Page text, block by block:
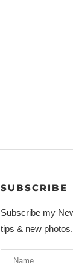
SUBSCRIBE
Subscribe my
tips & new